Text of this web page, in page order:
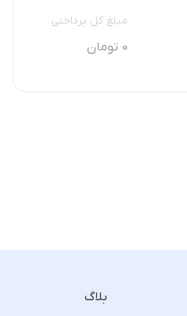
مبلغ کل پرداختی
0 تومان
بلاگ